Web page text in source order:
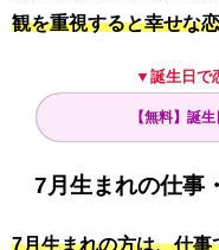
観を重視すると幸せな
▼誕生日で
【無料】誕
7月生まれの仕事
7月生まれの方は、仕